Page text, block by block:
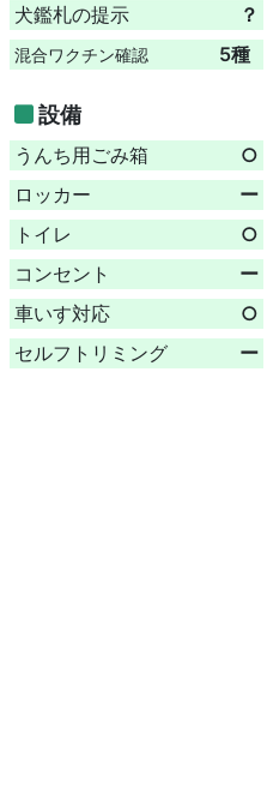
犬鑑札の提示
？
混合ワクチン確認 5種
設備
うんち用ごみ箱 ○
ロッカー
ー
トイレ
○
コンセント
ー
車いす対応
○
セルフトリミング
ー